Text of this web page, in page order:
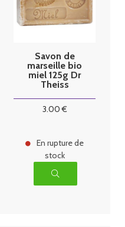
Savon de
marseille bio
miel 125g Dr
Theiss
3.00€
En rupture de
stock